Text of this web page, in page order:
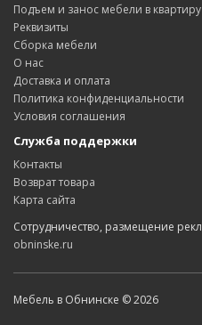
Подъем и занос мебели в квартиру
Реквизиты
Сборка мебели
О нас
Доставка и оплата
Политика конфиденциальности
Условия соглашения
Служба поддержки
Контакты
Возврат товара
Карта сайта
Сотрудничество, размещение
obninske.ru
Мебель в Обнинске © 2026